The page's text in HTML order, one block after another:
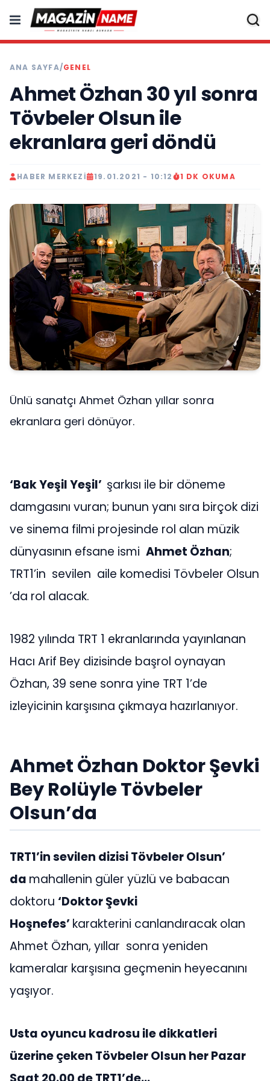
ANA SAYFA/GENEL
Ahmet Özhan 30 yıl sonra
Tövbeler Olsun ile
ekranlara geri döndü
HABER MERKEZI 19.01.2021 - 10:12 1 DK OKUMA
Ünlü sanatçı Ahmet Özhan yıllar sonra
ekranlara geri dönüyor.
‘Bak Yeşil Yeşil’ şarkısı ile bir döneme
damgasını vuran; bunun yanı sıra birçok dizi
ve sinema filmi projesinde rol alan müzik
dünyasının efsane ismi Ahmet Özhan;
TRT1’in sevilen aile komedisi Tövbeler Olsun
’da rol alacak.
1982 yılında TRT 1 ekranlarında yayınlanan
Hacı Arif Bey dizisinde başrol oynayan
Özhan, 39 sene sonra yine TRT 1’de
izleyicinin karşısına çıkmaya hazırlanıyor.
Ahmet Özhan Doktor Şevki
Bey Rolüyle Tövbeler
Olsun’da
TRT1’in sevilen dizisi Tövbeler Olsun’
da mahallenin güler yüzlü ve babacan
doktoru ‘Doktor Şevki
Hoşnefes’karakterini canlandıracak olan
Ahmet Özhan, yıllar sonra yeniden
kameralar karşısına geçmenin heyecanını
yaşıyor.
Usta oyuncu kadrosu ile dikkatleri
üzerine çeken Tövbeler Olsun her Pazar